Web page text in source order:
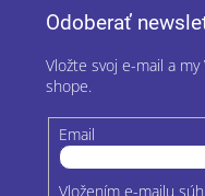
Odoberať
Vložte svoj e-mail a
shope.
Email
Vložením e-mailu